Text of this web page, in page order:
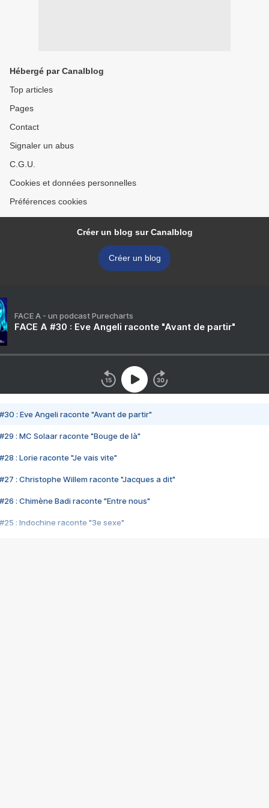
Hébergé par Canalblog
Top articles
Pages
Contact
Signaler un abus
C.G.U.
Cookies et données personnelles
Préférences cookies
Créer un blog sur Canalblog
Créer un blog
FACE A - un podcast Purecharts
FACE A #30 : Eve Angeli raconte "Avant de partir"
#30 : Eve Angeli raconte "Avant de partir"
#29 : MC Solaar raconte "Bouge de là"
#28 : Lorie raconte "Je vais vite"
#27 : Christophe Willem raconte "Jacques a dit"
#26 : Chimène Badi raconte "Entre nous"
#25 : Indochine raconte "3e sexe"